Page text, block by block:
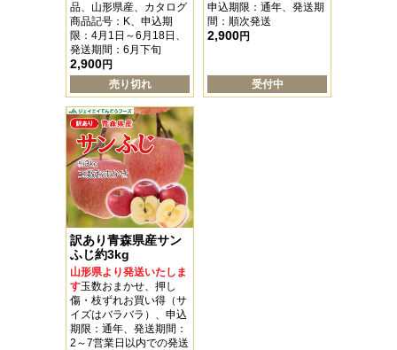
品、山形県産、カタログ
商品記号：K、申込期
限：4月1日～6月18日、
発送期間：6月下旬
2,900円
売り切れ
申込期限：通年、発送期
間：順次発送
2,900円
受付中
訳あり青森県産サン
ふじ約3kg
山形県より発送いたしま
す玉数おまかせ、押し
傷・枝ずれお買い得（サ
イズはバラバラ）、申込
期限：通年、発送期間：
2～7営業日以内での発送